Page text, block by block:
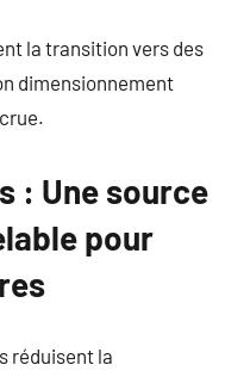
la transition vers des
dimensionnement
: Une source
pour
réduisent la